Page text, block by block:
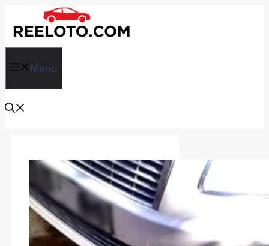
atla
Menu